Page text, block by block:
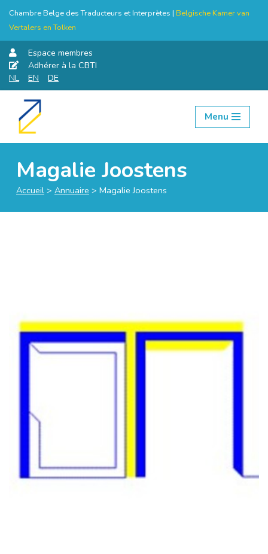
Chambre Belge des Traducteurs et Interprètes | Belgische Kamer van
Vertalers en Tolken
Espace membres
Adhérer à la CBTI
NL
EN DE
Aller
Menu
Magalie Joostens
Accueil > Annuaire > Magalie Joostens